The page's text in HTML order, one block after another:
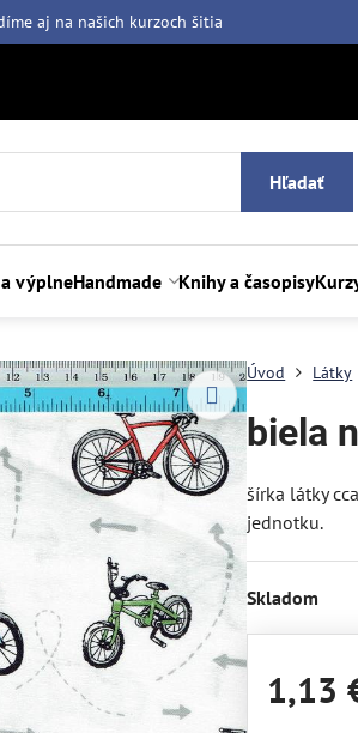
aj na našich kurzoch šitia
Hľadať
výplneHandmade Knihy a časopisy
Úvod Látky
biela
šírka látky
jednotku.
Skladom
1,13